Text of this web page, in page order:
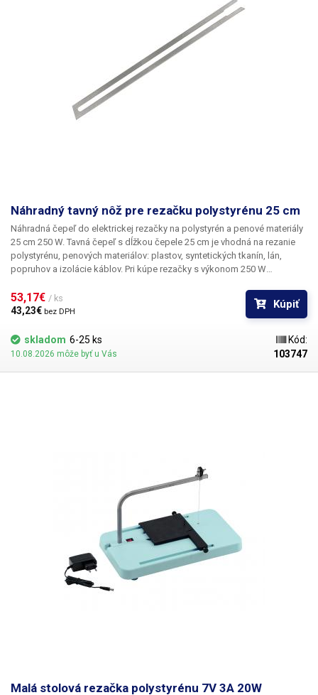
Náhradný tavný nôž pre rezačku polystyrénu 25 cm
Náhradná čepeľ do elektrickej rezačky na polystyrén a penové materiály
25 cm 250 W. Tavná čepeľ s dĺžkou čepele 25 cm je vhodná na rezanie
polystyrénu, penových materiálov: plastov, syntetických tkanín, lán,
popruhov a izolácie káblov. Pri kúpe rezačky s výkonom 250 W
čepeľ je v rezačke uchytená štyrmi krížovými skrutkami.
Tento nôž je
vhodný len pre 25 cm 250W rezačku. Každá čepeľ má iný odpor (výkon)
môže nenávratne poškodiť elektroniku v zariadení.
53,17€ / ks
43,23€ bez DPH
Kúpiť
skladom 6-25 ks
10.08.2026 môže byť u Vás
Kód:
103747
Malá stolová rezačka polystyrénu 7V 3A 20W